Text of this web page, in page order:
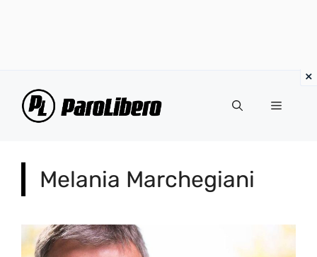
Menu
Melania Marchegiani